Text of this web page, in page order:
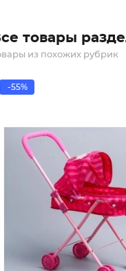
товары
из похожих рубрик
-55%